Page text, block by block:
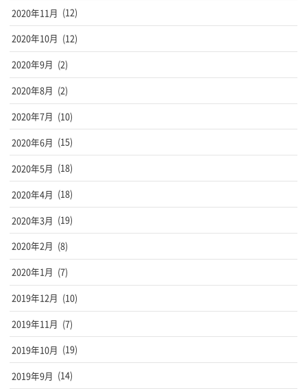
2020年11月 (12)
2020年10月 (12)
2020年9月 (2)
2020年8月 (2)
2020年7月 (10)
2020年6月 (15)
2020年5月 (18)
2020年4月 (18)
2020年3月 (19)
2020年2月 (8)
2020年1月 (7)
2019年12月 (10)
2019年11月 (7)
2019年10月 (19)
2019年9月 (14)